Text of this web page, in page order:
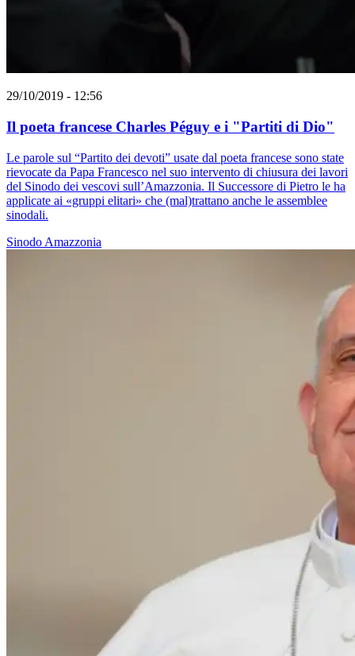
29/10/2019 - 12:56
Il poeta francese Charles Péguy e i "Partiti di Dio"
Le parole sul “Partito dei devoti” usate dal poeta francese sono state
rievocate da Papa Francesco nel suo intervento di chiusura dei lavori
del Sinodo dei vescovi sull’Amazzonia. Il Successore di Pietro le ha
applicate ai «gruppi elitari» che (mal)trattano anche le assemblee
sinodali.
Sinodo Amazzonia